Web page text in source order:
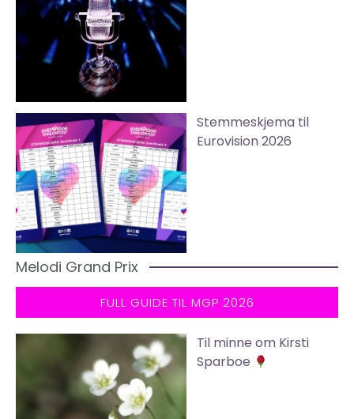
Stemmeskjema til
Eurovision 2026
Melodi Grand Prix
FULL GUIDE TIL MGP 2026
Til minne om Kirsti
Sparboe